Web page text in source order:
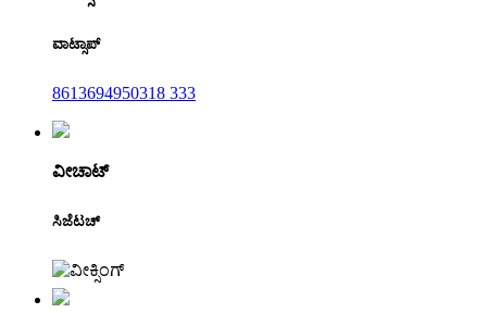
ವಾಟ್ಸಾಪ್
8613694950318 333
ವೀಚಾಟ್
ಸಿಜೆಟಚ್